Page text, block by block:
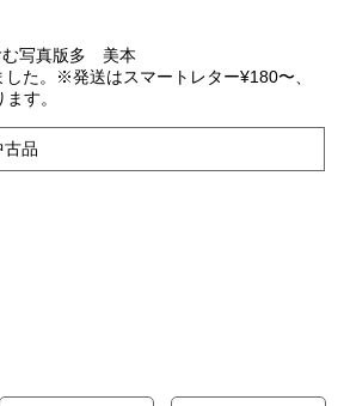
写真版多 美本
た。※発送はスマートレター¥180〜、
す。
古品